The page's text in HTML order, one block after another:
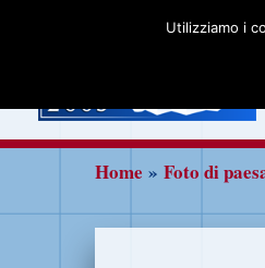
Home Foto di
Utilizziamo i